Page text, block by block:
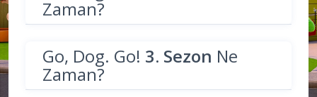
Zaman?
Go, Dog. Go! 3. Sezon Ne
Zaman?